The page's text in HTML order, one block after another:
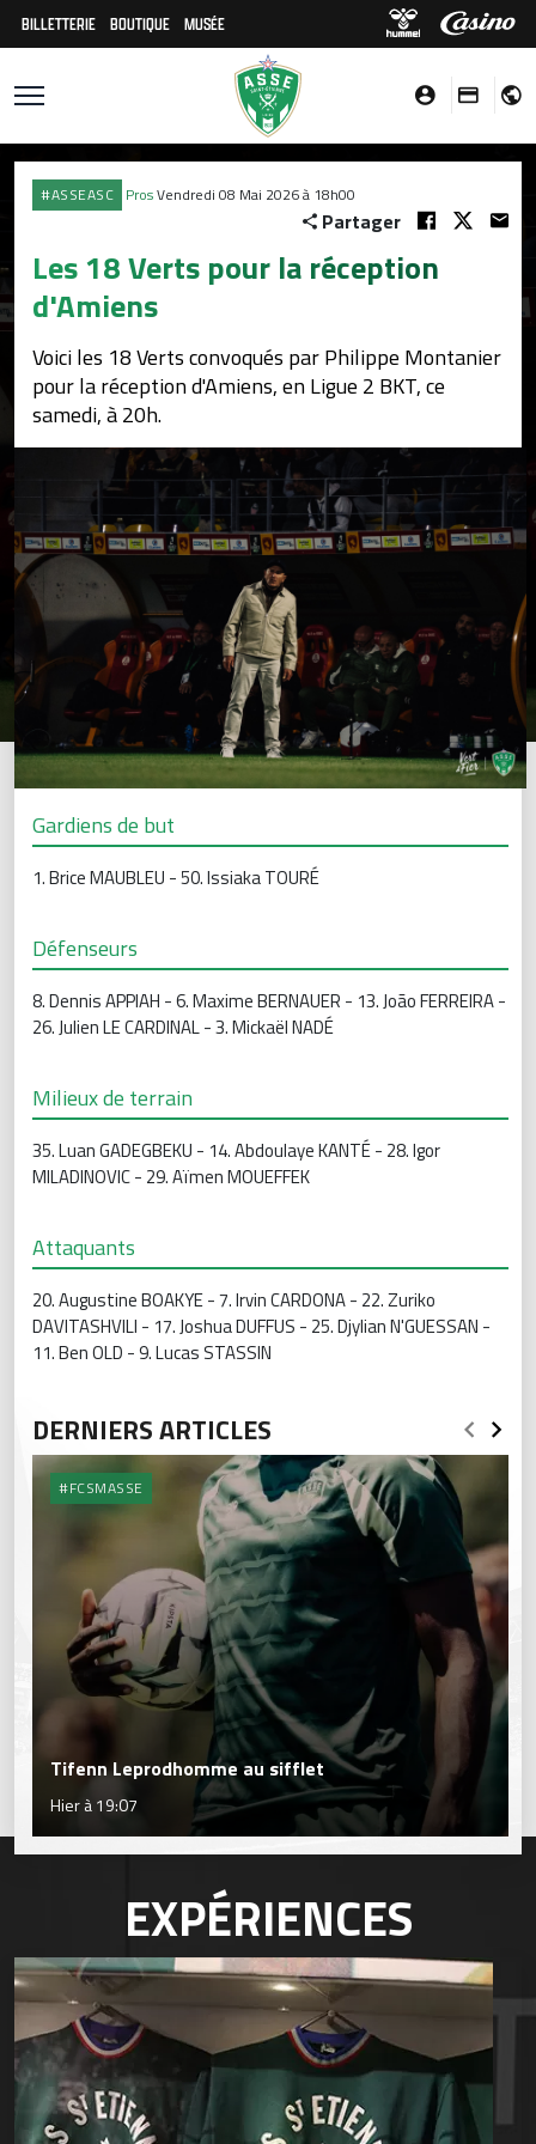
BILLETTERIE BOUTIQUE MUSÉE
#ASSEASC ProsVendredi 08 Mai 2026 à 18h00
Partager
Les 18 Verts pour la réception
d'Amiens
Voici les 18 Verts convoqués par Philippe Montanier
pour la réception d'Amiens, en Ligue 2 BKT, ce
samedi, à 20h.
Gardiens de but
1. Brice MAUBLEU - 50. Issiaka TOURÉ
Défenseurs
8. Dennis APPIAH - 6. Maxime BERNAUER - 13. João FERREIRA -
26. Julien LE CARDINAL - 3. Mickaël NADÉ
Milieux de terrain
35. Luan GADEGBEKU - 14. Abdoulaye KANTÉ - 28. Igor
MILADINOVIC - 29. Aïmen MOUEFFEK
Attaquants
20. Augustine BOAKYE - 7. Irvin CARDONA - 22. Zuriko
DAVITASHVILI - 17. Joshua DUFFUS - 25. Djylian N'GUESSAN -
11. Ben OLD - 9. Lucas STASSIN
DERNIERS ARTICLES
#FCSMASSE
Tifenn Leprodhomme au sifflet
Hier à 19:07
EXPÉRIENCES